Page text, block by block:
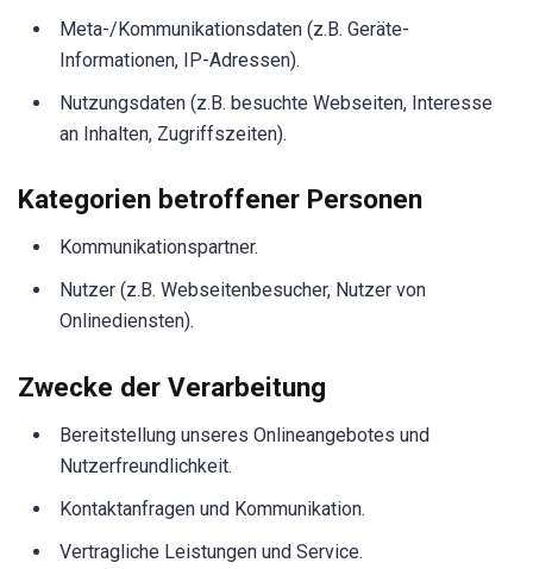
Meta-/Kommunikationsdaten (z.B. Geräte-
Informationen, IP-Adressen).
Nutzungsdaten (z.B. besuchte Webseiten, Interesse
an Inhalten, Zugriffszeiten).
Kategorien betroffener Personen
Kommunikationspartner.
Nutzer (z.B. Webseitenbesucher, Nutzer von
Onlinediensten).
Zwecke der Verarbeitung
Bereitstellung unseres Onlineangebotes und
Nutzerfreundlichkeit.
Kontaktanfragen und Kommunikation.
Vertragliche Leistungen und Service.